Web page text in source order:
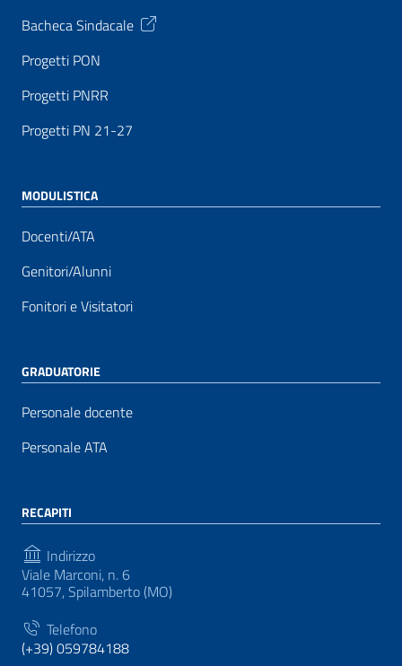
Bacheca Sindacale
Progetti PON
Progetti PNRR
Progetti PN 21-27
MODULISTICA
Docenti/ATA
Genitori/Alunni
Fonitori e Visitatori
GRADUATORIE
Personale docente
Personale ATA
RECAPITI
Indirizzo
Viale Marconi, n. 6
41057, Spilamberto (MO)
Telefono
(+39) 059784188